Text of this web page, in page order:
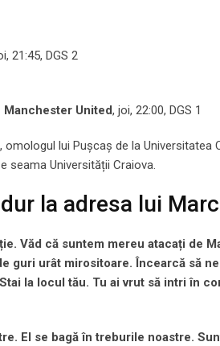
21:45, DGS 2
United, joi, 22:00, DGS 1
omologul lui Pușcaș de la
seama Universității Craiova.
la adresa lui
Văd că suntem mereu atacați de
guri urât mirositoare. Încearcă să
la locul tău. Tu ai vrut să intri în
El se bagă în treburile noastre.